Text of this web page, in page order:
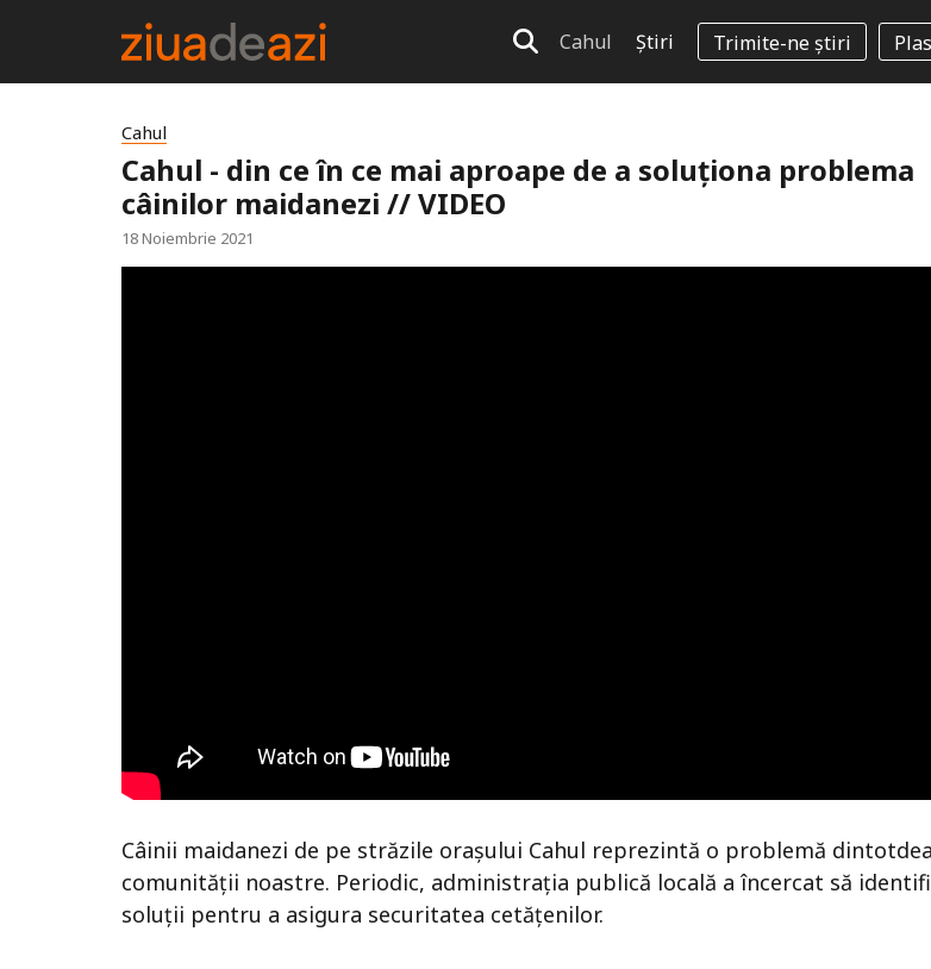
Cahul Știri Trimite-ne știri
Cahul
Cahul - din ce în ce mai aproape de a soluționa problema
câinilor maidanezi // VIDEO
18 Noiembrie 2021
Câinii maidanezi de pe străzile orașului Cahul reprezintă o problemă
comunității noastre. Periodic, administrația publică locală a încercat să
soluții pentru a asigura securitatea cetățenilor.